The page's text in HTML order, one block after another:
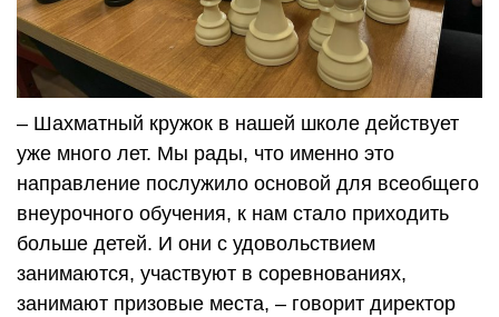
– Шахматный кружок в нашей школе действует
уже много лет. Мы рады, что именно это
направление послужило основой для всеобщего
внеурочного обучения, к нам стало приходить
больше детей. И они с удовольствием
занимаются, участвуют в соревнованиях,
занимают призовые места, – говорит директор